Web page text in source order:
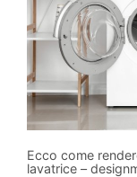
Ecco come
lavatrice –